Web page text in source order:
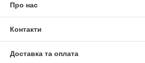
Про нас
Контакти
Доставка та оплата